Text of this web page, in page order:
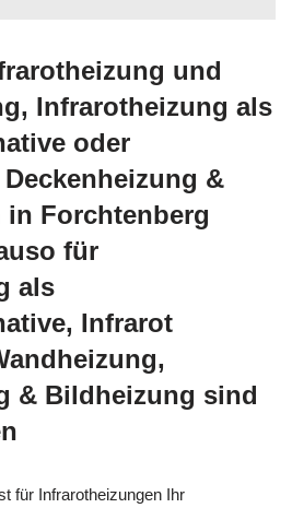
und
Infrarotheizung als
oder
&
Forchtenberg
für
als
Infrarot
& Bildheizung sind
für Infrarotheizungen Ihr